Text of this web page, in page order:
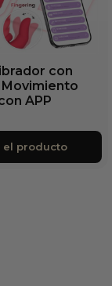
con
Movimiento
APP
el producto